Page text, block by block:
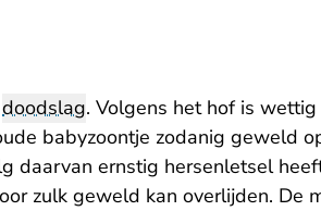
doodslag. Volgens het hof is
babyzoontje zodanig geweld
daarvan ernstig hersenletsel
zulk geweld kan overlijden. De